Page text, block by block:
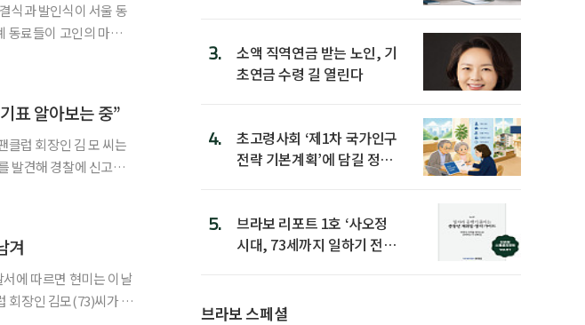
료들이 고인의 마지막
표 알아보는 중”
발견해 경찰에 신고했
겨
회장인 김모(73)씨가 현
3.
소액 직역연금 받는 노인, 기
초연금 수령 길 열린다
4.
초고령사회 ‘제1차 국가인구
전략 기본계획’에 담길 정책
5.
브라보 리포트 1호 ‘사오정
시대, 73세까지 일하기 전략’
브라보 스페셜